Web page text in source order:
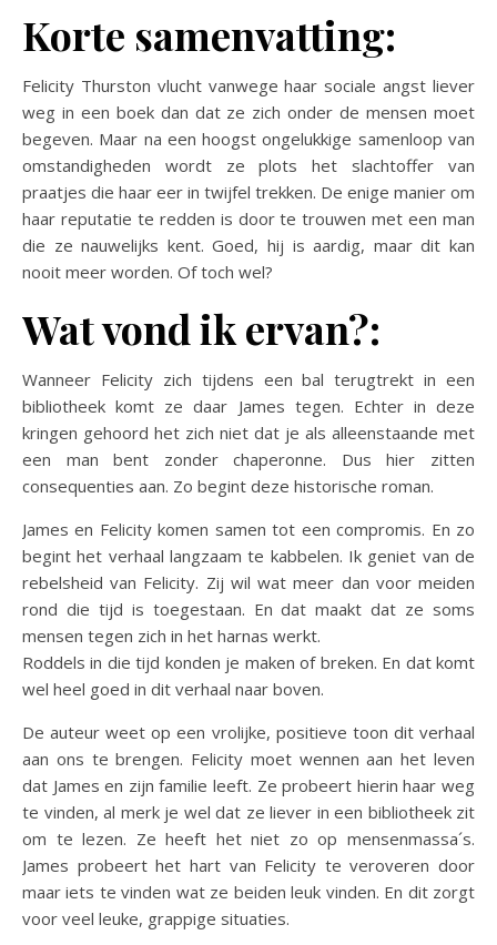
Korte samenvatting:
Felicity Thurston vlucht vanwege haar sociale angst liever
weg in een boek dan dat ze zich onder de mensen moet
begeven. Maar na een hoogst ongelukkige samenloop van
omstandigheden wordt ze plots het slachtoffer van
praatjes die haar eer in twijfel trekken. De enige manier om
haar reputatie te redden is door te trouwen met een man
die ze nauwelijks kent. Goed, hij is aardig, maar dit kan
nooit meer worden. Of toch wel?
Wat vond ik ervan?:
Wanneer Felicity zich tijdens een bal terugtrekt in een
bibliotheek komt ze daar James tegen. Echter in deze
kringen gehoord het zich niet dat je als alleenstaande met
een man bent zonder chaperonne. Dus hier zitten
consequenties aan. Zo begint deze historische roman.
James en Felicity komen samen tot een compromis. En zo
begint het verhaal langzaam te kabbelen. Ik geniet van de
rebelsheid van Felicity. Zij wil wat meer dan voor meiden
rond die tijd is toegestaan. En dat maakt dat ze soms
mensen tegen zich in het harnas werkt.
Roddels in die tijd konden je maken of breken. En dat komt
wel heel goed in dit verhaal naar boven.
De auteur weet op een vrolijke, positieve toon dit verhaal
aan ons te brengen. Felicity moet wennen aan het leven
dat James en zijn familie leeft. Ze probeert hierin haar weg
te vinden, al merk je wel dat ze liever in een bibliotheek zit
om te lezen. Ze heeft het niet zo op mensenmassa´s.
James probeert het hart van Felicity te veroveren door
maar iets te vinden wat ze beiden leuk vinden. En dit zorgt
voor veel leuke, grappige situaties.